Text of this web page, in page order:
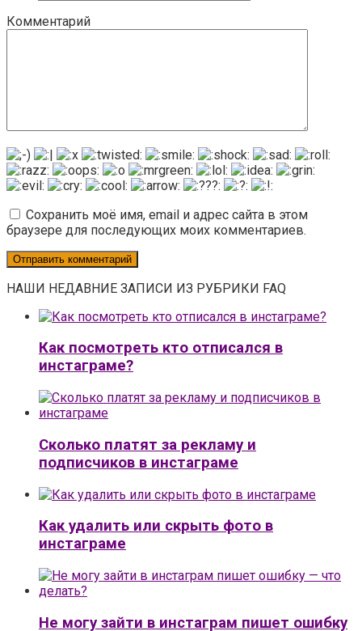
Комментарий
Сохранить моё имя, email и адрес сайта в этом
браузере для последующих моих комментариев.
НАШИ НЕДАВНИЕ ЗАПИСИ ИЗ РУБРИКИ FAQ
Как посмотреть кто отписался в
инстаграме?
Сколько платят за рекламу и
подписчиков в инстаграме
Как удалить или скрыть фото в
инстаграме
Не могу зайти в инстаграм пишет ошибку